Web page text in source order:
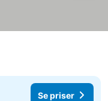
Se priser